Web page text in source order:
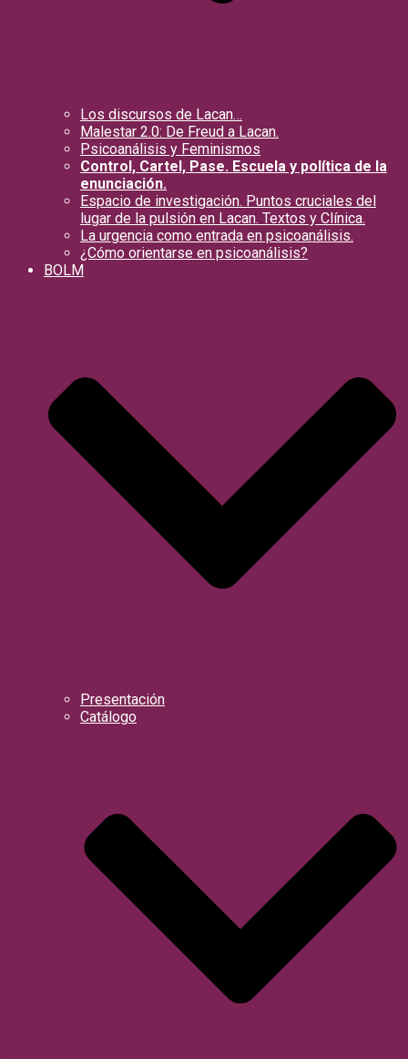
Los discursos de Lacan…
Malestar 2.0: De Freud a Lacan.
Psicoanálisis y Feminismos
Control, Cartel, Pase. Escuela y política de la
enunciación.
Espacio de investigación. Puntos cruciales del
lugar de la pulsión en Lacan. Textos y Clínica.
La urgencia como entrada en psicoanálisis.
¿Cómo orientarse en psicoanálisis?
BOLM
Presentación
Catálogo